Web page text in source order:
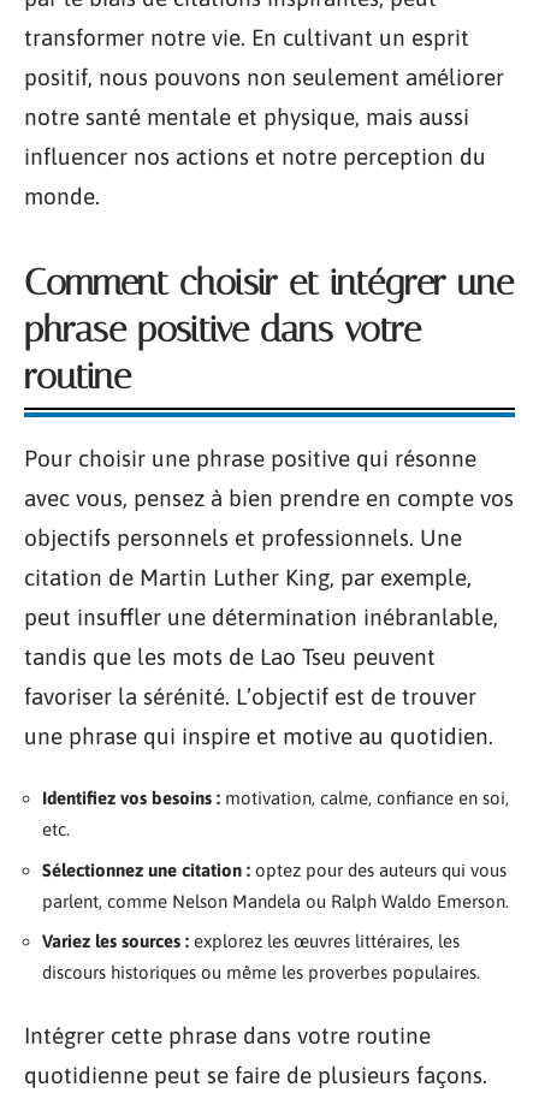
transformer notre vie. En cultivant un esprit
positif, nous pouvons non seulement améliorer
notre santé mentale et physique, mais aussi
influencer nos actions et notre perception du
monde.
Comment choisir et intégrer une
phrase positive dans votre
routine
Pour choisir une phrase positive qui résonne
avec vous, pensez à bien prendre en compte vos
objectifs personnels et professionnels. Une
citation de Martin Luther King, par exemple,
peut insuffler une détermination inébranlable,
tandis que les mots de Lao Tseu peuvent
favoriser la sérénité. L’objectif est de trouver
une phrase qui inspire et motive au quotidien.
Identifiez vos besoins : motivation, calme, confiance en soi,
etc.
Sélectionnez une citation : optez pour des auteurs qui vous
parlent, comme Nelson Mandela ou Ralph Waldo Emerson.
Variez les sources : explorez les œuvres littéraires, les
discours historiques ou même les proverbes populaires.
Intégrer cette phrase dans votre routine
quotidienne peut se faire de plusieurs façons.